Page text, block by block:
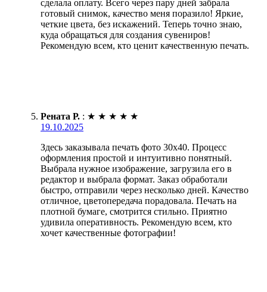
сделала оплату. Всего через пару дней забрала
готовый снимок, качество меня поразило! Яркие,
четкие цвета, без искажений. Теперь точно знаю,
куда обращаться для создания сувениров!
Рекомендую всем, кто ценит качественную печать.
Рената Р. : ★ ★ ★ ★ ★
19.10.2025
Здесь заказывала печать фото 30х40. Процесс
оформления простой и интуитивно понятный.
Выбрала нужное изображение, загрузила его в
редактор и выбрала формат. Заказ обработали
быстро, отправили через несколько дней. Качество
отличное, цветопередача порадовала. Печать на
плотной бумаге, смотрится стильно. Приятно
удивила оперативность. Рекомендую всем, кто
хочет качественные фотографии!